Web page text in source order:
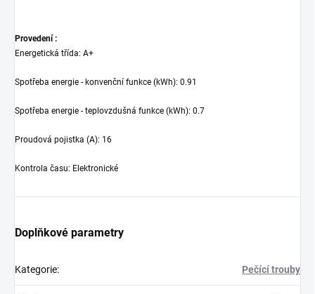
Provedení :
Energetická třída: A+
Spotřeba energie - konvenční funkce (kWh): 0.91
Spotřeba energie - teplovzdušná funkce (kWh): 0.7
Proudová pojistka (A): 16
Kontrola času: Elektronické
Doplňkové parametry
Kategorie: Pečící trouby